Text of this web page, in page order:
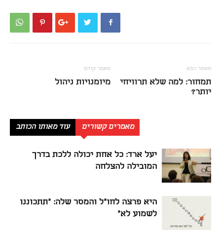
מאמר קודם
מיומנויות ניהול
מאמר הבא
תמחור: למה שלא תרוויחי
יותר?
מאמרים קשורים עוד מאותו הכותב
יעל ארד: כל אחת יכולה ללכת בדרך
המובילה להצלחה
היא פרצה לחו"ל והמסר שלה: "תתכוננו
לשמוע לא"